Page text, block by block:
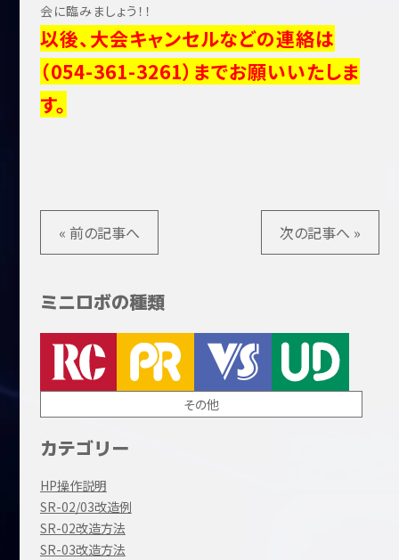
会に臨みましょう！！
以後、大会キャンセルなどの連絡は
（054-361-3261）までお願いいたしま
す。
« 前の記事へ 次の記事へ »
ミニロボの種類
その他
カテゴリー
HP操作説明
SR-02/03改造例
SR-02改造方法
SR-03改造方法